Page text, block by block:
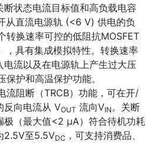
状态电流目标值和高负载电容
从直流电源轨 (<6 V) 供电的负
转换速率可控的低阻抗MOSFET
具有集成模拟特性。转换速率
流以及在电源轨上产生过大压
护和高温保护功能。
流阻断（TRCB）功能，可在开/
反向电流从 VOUT 流向VIN。关断
极（最大值<2 µA）符合待机功耗
2.5V至5.5VDC ，可支持消费品、